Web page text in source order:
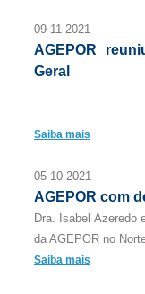
09-11-2021
AGEPOR
Geral
Saiba mais
05-10-2021
AGEPOR com
Dra. Isabel Azeredo
da AGEPOR no
Saiba mais